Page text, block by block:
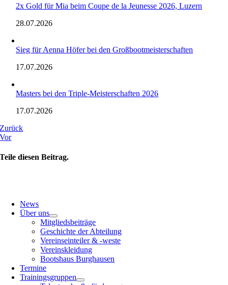
2x Gold für Mia beim Coupe de la Jeunesse 2026, Luzern
28.07.2026
Sieg für Aenna Höfer bei den Großbootmeisterschaften
17.07.2026
Masters bei den Triple-Meisterschaften 2026
17.07.2026
Zurück
Vor
Teile diesen Beitrag.
News
Über uns
Mitgliedsbeiträge
Geschichte der Abteilung
Vereinseinteiler & -weste
Vereinskleidung
Bootshaus Burghausen
Termine
Trainingsgruppen